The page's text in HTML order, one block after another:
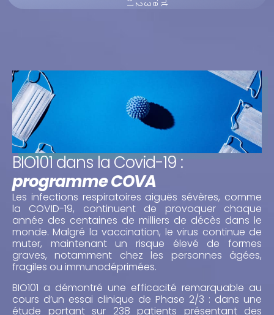
BIO101 dans la Covid-19 :
programme COVA
Les infections respiratoires aiguës sévères, comme
la COVID-19, continuent de provoquer chaque
année des centaines de milliers de décès dans le
monde. Malgré la vaccination, le virus continue de
muter, maintenant un risque élevé de formes
graves, notamment chez les personnes âgées,
fragiles ou immunodéprimées.
BIO101 a démontré une efficacité remarquable au
cours d’un essai clinique de Phase 2/3 : dans une
étude portant sur 238 patients présentant des